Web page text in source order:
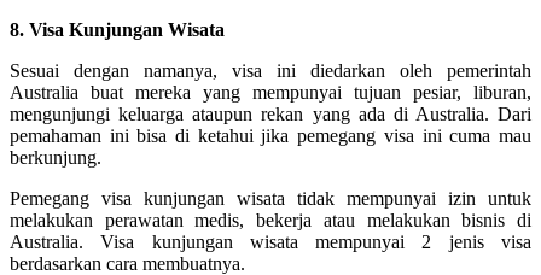
8. Visa Kunjungan Wisata
Sesuai dengan namanya, visa ini diedarkan oleh pemerintah
Australia buat mereka yang mempunyai tujuan pesiar, liburan,
mengunjungi keluarga ataupun rekan yang ada di Australia. Dari
pemahaman ini bisa di ketahui jika pemegang visa ini cuma mau
berkunjung.
Pemegang visa kunjungan wisata tidak mempunyai izin untuk
melakukan perawatan medis, bekerja atau melakukan bisnis di
Australia. Visa kunjungan wisata mempunyai 2 jenis visa
berdasarkan cara membuatnya.